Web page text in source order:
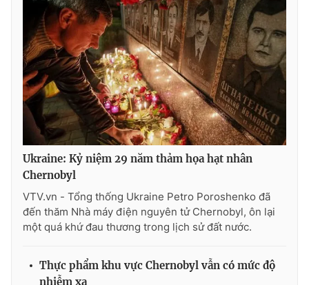
Hậu trường
Nhân vật
Khán giả
Giải sao mai
Điện ảnh
Âm nhạc
Sao
Đời sống
Du lịch
Làm đẹp
Chất lượng cuộc sống
Giáo dục
Tuyển sinh
Học trực tuyến
Công nghệ
Hitech Công nghệ tương lai
Sản phẩm
Thị trường
Tư vấn
Giao lưu trực tuyến
Lịch phát sóng
Emagazine Podcast
Ukraine: Kỷ niệm 29 năm thảm họa hạt nhân
Chernobyl
VTV.vn - Tổng thống Ukraine Petro Poroshenko đã
đến thăm Nhà máy điện nguyên tử Chernobyl, ôn lại
một quá khứ đau thương trong lịch sử đất nước.
Thực phẩm khu vực Chernobyl vẫn có mức độ
nhiễm xạ